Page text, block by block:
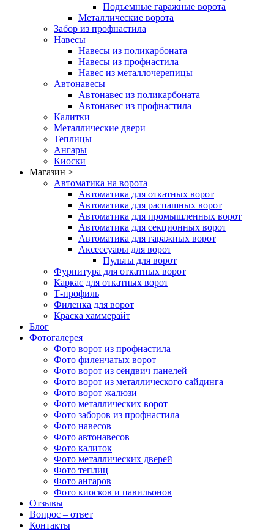
Подъемные гаражные ворота
Металлические ворота
Забор из профнастила
Навесы
Навесы из поликарбоната
Навесы из профнастила
Навес из металлочерепицы
Автонавесы
Автонавес из поликарбоната
Автонавес из профнастила
Калитки
Металлические двери
Теплицы
Ангары
Киоски
Магазин >
Автоматика на ворота
Автоматика для откатных ворот
Автоматика для распашных ворот
Автоматика для промышленных ворот
Автоматика для секционных ворот
Автоматика для гаражных ворот
Аксессуары для ворот
Пульты для ворот
Фурнитура для откатных ворот
Каркас для откатных ворот
Т-профиль
Филенка для ворот
Краска хаммерайт
Блог
Фотогалерея
Фото ворот из профнастила
Фото филенчатых ворот
Фото ворот из сендвич панелей
Фото ворот из металлического сайдинга
Фото ворот жалюзи
Фото металлических ворот
Фото заборов из профнастила
Фото навесов
Фото автонавесов
Фото калиток
Фото металлических дверей
Фото теплиц
Фото ангаров
Фото киосков и павильонов
Отзывы
Вопрос – ответ
Контакты